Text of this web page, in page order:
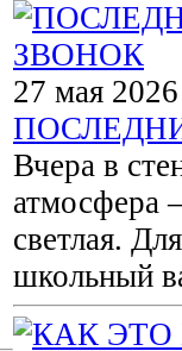
27 мая 2026
Вчера в
атмосфера
светлая.
школьный